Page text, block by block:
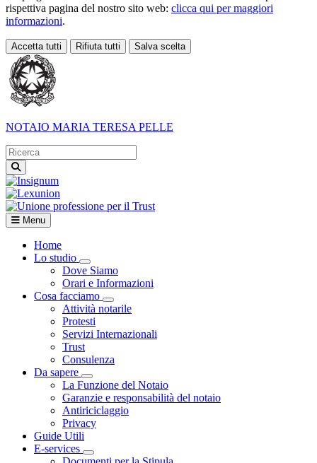
rispettiva pagina del nostro sito web: clicca qui per maggiori
informazioni.
Accetta tutti Rifiuta tutti Salva scelta
Loading...
NOTAIO MARIA TERESA PELLE
Menu
Home
Lo studio
Visualizza menù di secondo livello
Dove Siamo
Orari e Informazioni
Cosa facciamo
Visualizza menù di secondo livello
Attività notarile
Protesti
Servizi Internazionali
Trust
Consulenza
Da sapere
Visualizza menù di secondo livello
La Funzione del Notaio
Garanzie e responsabilità del notaio
Antiriciclaggio
Privacy
Guide Utili
E-services
Visualizza menù di secondo livello